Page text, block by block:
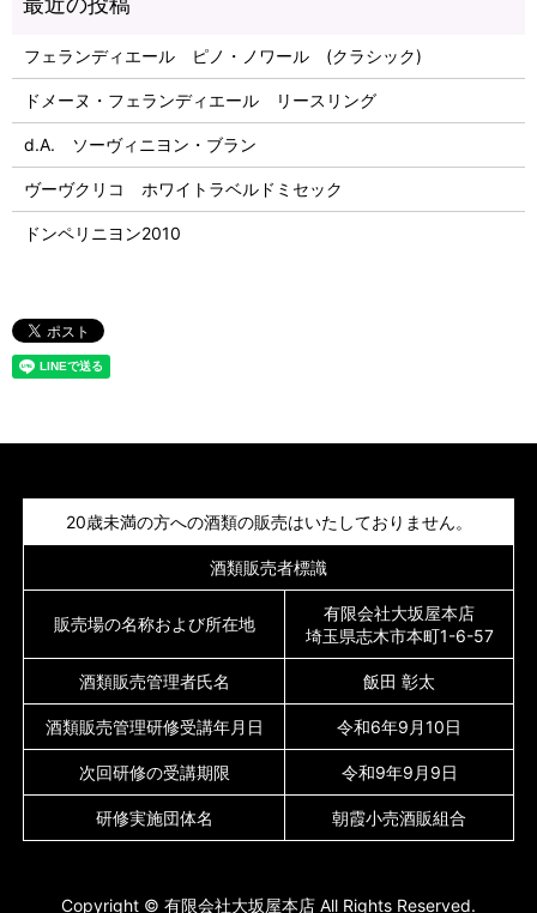
フェランディエール ピノ・ノワール (クラシック)
ドメーヌ・フェランディエール リースリング
d.A. ソーヴィニヨン・ブラン
ヴーヴクリコ ホワイトラベルドミセック
ドンペリニヨン2010
20歳未満の方への酒類の販売はいたしておりません。
酒類販売者標識
販売場の名称および所在地
有限会社大坂屋本店
埼玉県志木市本町1-6-57
酒類販売管理者氏名 飯田 彰太
酒類販売管理研修受講年月日 令和6年9月10日
次回研修の受講期限 令和9年9月9日
研修実施団体名 朝霞小売酒販組合
Copyright © 有限会社大坂屋本店 All Rights Reserved.